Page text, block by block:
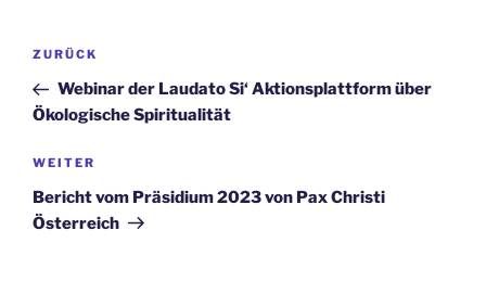
Beitrags-
Vorheriger
Beitrag
ZURÜCK
Webinar der Laudato Si‘ Aktionsplattform über
Ökologische Spiritualität
Nächster
Beitrag
WEITER
Bericht vom Präsidium 2023 von Pax Christi
Österreich